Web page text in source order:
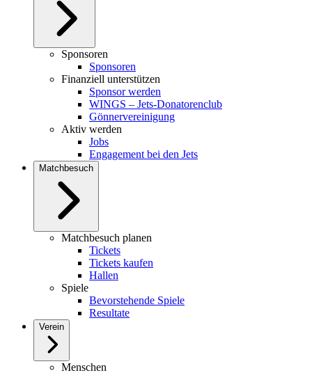
Sponsoren
Sponsoren
Finanziell unterstützen
Sponsor werden
WINGS – Jets-Donatorenclub
Gönnervereinigung
Aktiv werden
Jobs
Engagement bei den Jets
Matchbesuch
Matchbesuch planen
Tickets
Tickets kaufen
Hallen
Spiele
Bevorstehende Spiele
Resultate
Verein
Menschen